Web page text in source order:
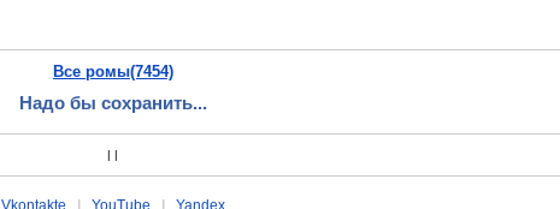
Все ромы(7454)
Надо бы сохранить...
||
Vkontakte | YouTube | Yandex